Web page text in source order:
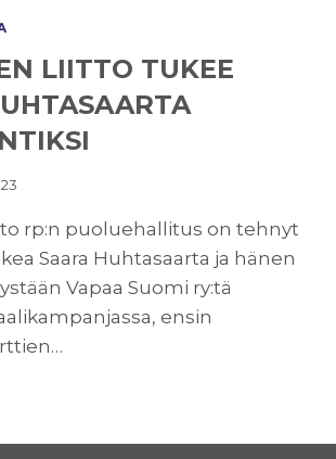
LIITTO TUKEE
rp:n puoluehallitus on tehnyt
Saara Huhtasaarta ja hänen
Vapaa Suomi ry:tä
ensin